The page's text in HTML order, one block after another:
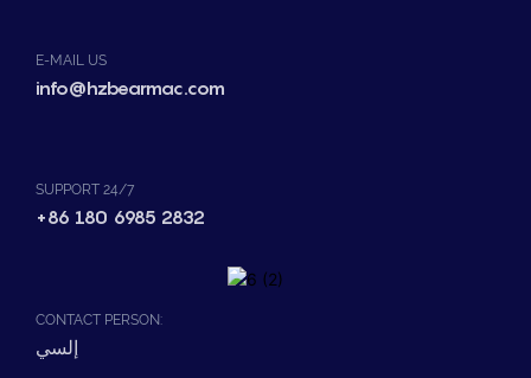
E-MAIL US
info@hzbearmac.com
SUPPORT 24/7
+86 180 6985 2832
CONTACT PERSON:
إلسي